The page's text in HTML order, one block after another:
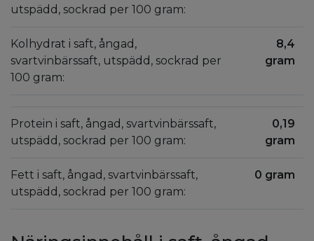
utspädd, sockrad per 100 gram:
Kolhydrat i saft, ångad,
svartvinbärssaft, utspädd, sockrad per
100 gram:
8,4
gram
Protein i saft, ångad, svartvinbärssaft,
utspädd, sockrad per 100 gram:
0,19
gram
Fett i saft, ångad, svartvinbärssaft,
utspädd, sockrad per 100 gram:
0 gram